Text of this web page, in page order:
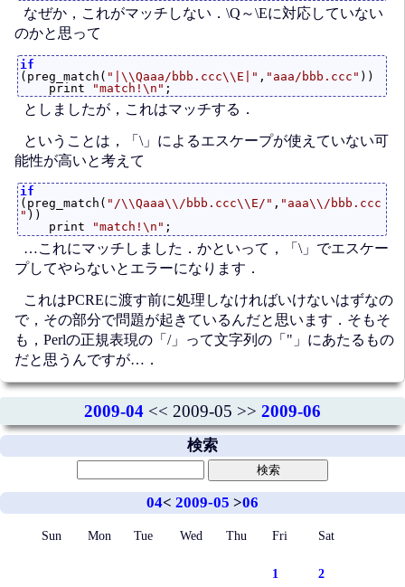
なぜか，これがマッチしない．\Q～\Eに対応していない
のかと思って
if
(preg_match( "|\\Qaaa/bbb.ccc\\E|" , "aaa/bbb.ccc" ))
    print
"match!\n"
としましたが，これはマッチする．
ということは，「\」によるエスケープが使えていない可
能性が高いと考えて
if
(preg_match( "/\\Qaaa\\/bbb.ccc\\E/" , "aaa\\/bbb.ccc
" ))
    print
"match!\n"
…これにマッチしました．かといって，「\」でエスケー
プしてやらないとエラーになります．
これはPCREに渡す前に処理しなければいけないはずなの
で，その部分で問題が起きているんだと思います．そもそ
も，Perlの正規表現の「/」って文字列の「"」にあたるもの
だと思うんですが…．
2009-04 << 2009-05 >> 2009-06
検索
04< 2009-05 >06
Sun Mon Tue Wed Thu Fri Sat
1 2